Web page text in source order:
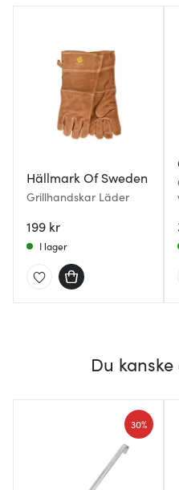
Hällmark Of Sweden
Grillhandskar Läder
199 kr
I lager
Du
30%